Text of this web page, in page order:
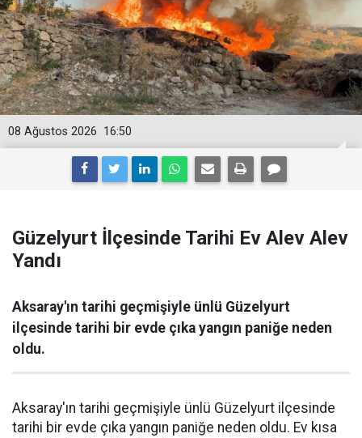
16:50
08 Ağustos 2026
Güzelyurt İlçesinde Tarihi Ev Alev Alev
Yandı
Aksaray'ın tarihi geçmişiyle ünlü Güzelyurt
ilçesinde tarihi bir evde çıka yangın paniğe neden
oldu.
Aksaray'ın tarihi geçmişiyle ünlü Güzelyurt ilçesinde
tarihi bir evde çıka yangın paniğe neden oldu. Ev kısa